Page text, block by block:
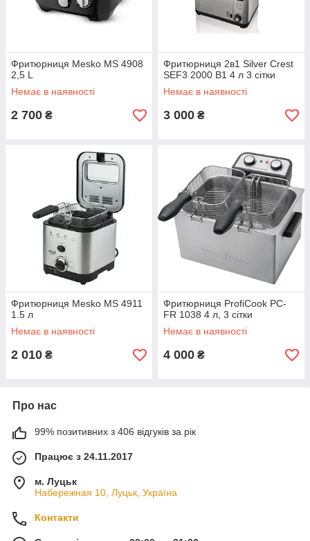
Фритюрниця Mesko MS 4908
2,5 L
Немає в наявності
2 700 ₴
Фритюрниця 2в1 Silver Crest
SEF3 2000 B1 4 л 3 сітки
Немає в наявності
3 000 ₴
Фритюрниця Mesko MS 4911
1.5 л
Немає в наявності
2 010 ₴
Фритюрниця ProfiCook PC-
FR 1038 4 л, 3 сітки
Немає в наявності
4 000 ₴
Про нас
99% позитивних з 406 відгуків за рік
Працює з 24.11.2017
м. Луцьк
Набережная 10, Луцьк, Україна
Контакти